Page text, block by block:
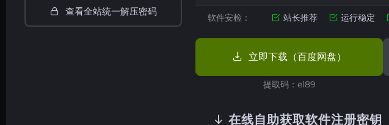
查看全站统一解压密码
软件安检： 站长推荐 运行稳定
立即下载（百度网盘）
提取码：el89
在线自助获取软件注册密钥